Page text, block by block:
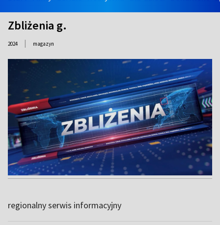
Zbliżenia g.
2024 | magazyn
regionalny serwis informacyjny